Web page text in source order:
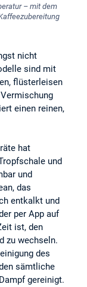
– mit dem
nicht
sind mit
flüsterleisen
einen reinen,
hat
und
und
das
entkalkt und
per App auf
ist, den
zu wechseln.
des
sämtliche
gereinigt.